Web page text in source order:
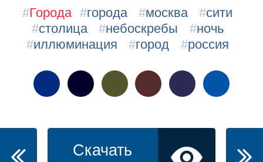
#Города #города #москва #сити
#столица #небоскребы #ночь
#иллюминация #город #россия
Скачать